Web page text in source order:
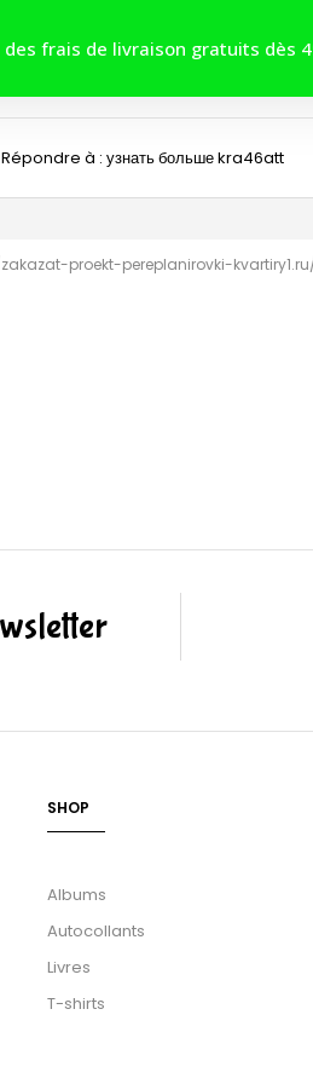
frais de livraison gratuits dès
BOUTIQUE TOMES
CONCOURS
Répondre à : узнать больше kra46att
proekt-pereplanirovki-
SHOP
Albums
Autocollants
Livres
T-shirts